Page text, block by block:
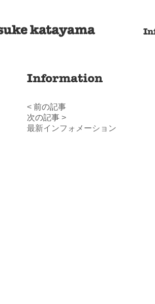
< 前の記事
次の記事 >
最新インフォメーション